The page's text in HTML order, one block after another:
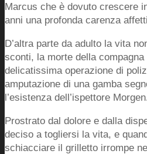
Marcus che è dovuto crescere
anni una profonda carenza
D’altra parte da adulto la vita
sconti, la morte della compagna
delicatissima operazione di
amputazione di una gamba
l’esistenza dell’ispettore
Prostrato dal dolore e dalla
deciso a togliersi la vita, e
schiacciare il grilletto irrompe